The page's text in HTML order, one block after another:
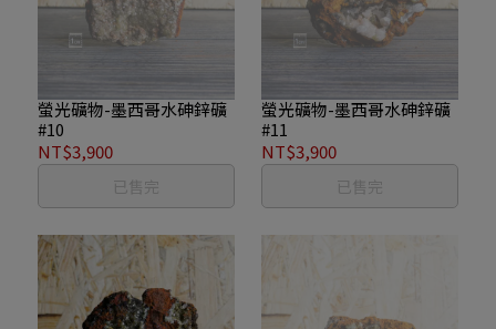
螢光礦物-墨西哥水砷鋅礦
#10
NT$3,900
已售完
螢光礦物-墨西哥水砷鋅礦
#11
NT$3,900
已售完